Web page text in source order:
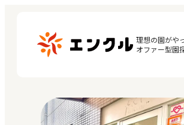
理想の園がや
オファー型園
保育園・幼稚園を探す